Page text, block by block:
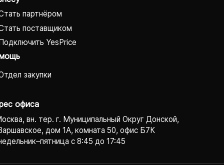
партнёром
поставщиком
YesPrice
закупки
офиса
вн. тер. г. Муниципальный Округ Донской,
дом 1А, комната 50, офис Б7К
с 8:45 до 17:45